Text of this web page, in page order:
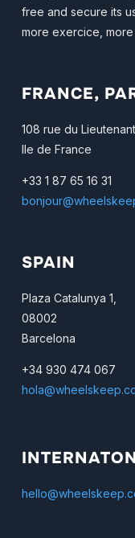
free and secure its
more exercice, more
FRANCE,
108 rue du
Ile de France
+33 1 87 65 16 31
SPAIN
Plaza Catalunya 1,
08002
Barcelona
+34 930 474 067